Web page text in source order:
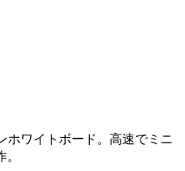
ホワイトボード。高速でミニ